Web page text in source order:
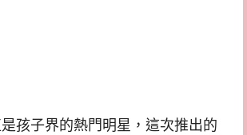
孩子界的熱門明星，這次推出的